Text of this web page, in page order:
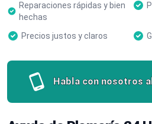
Reparaciones rápidas y bien
hechas
Precios justos y claros
Habla con nosotros